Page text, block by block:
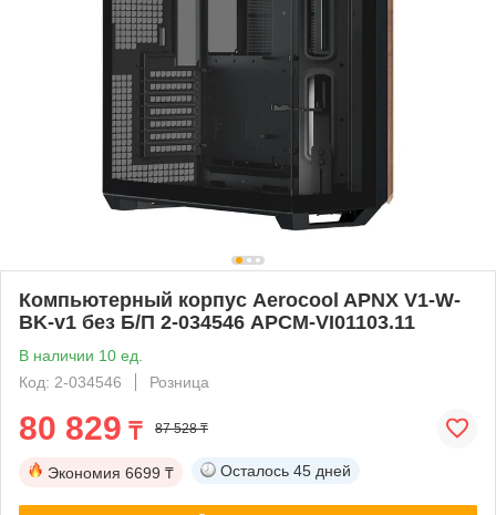
Компьютерный корпус Aerocool APNX V1-W-
BK-v1 без Б/П 2-034546 APCM-VI01103.11
В наличии 10 ед.
Код: 2-034546
Розница
80 829 ₸ 87 528 ₸
Экономия 6699 ₸ Осталось 45 дней